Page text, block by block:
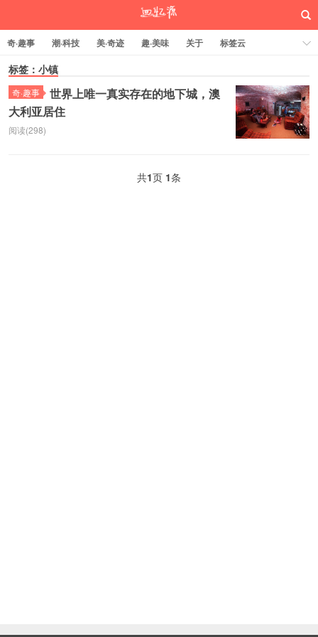
奇·趣事 潮·科技 美·奇迹 趣·美味 关于 标签云
标签：小镇
奇·趣事
世界上唯一真实存在的地下城，澳
大利亚居住
阅读(298)
共1页 1条